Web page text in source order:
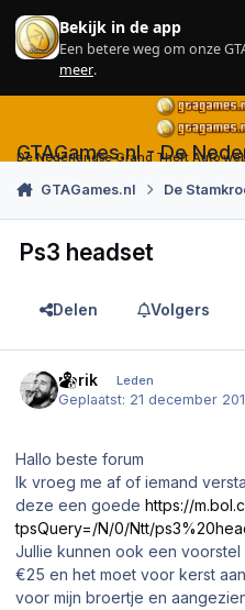
Skip to content
Bekijk in de app
Een betere weg om onze
meer.
GTAGames.nl - De
De Nederlandse Grand Theft Auto
GTAGames.nl De
Ps3 headset
Delen Volgers
norik Leden
Geplaatst: 21 december
Hallo beste forum
Ik vroeg me af of iemand
deze een goede https://
tpsQuery=/N/0/Ntt/
Jullie kunnen ook een
€25 en het moet voor kerst
voor mijn broertje en